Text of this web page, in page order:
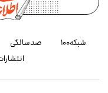
شبکه۱۰۰ صدسالگی